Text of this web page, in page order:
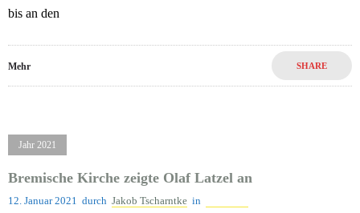
bis an den
Mehr SHARE
Jahr 2021
Bremische Kirche zeigte Olaf Latzel an
12. Januar 2021 durch Jakob Tscharntke in